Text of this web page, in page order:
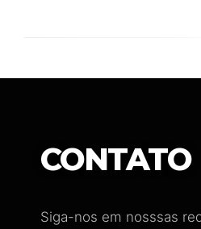
CONTATO
Siga-nos em nosssas